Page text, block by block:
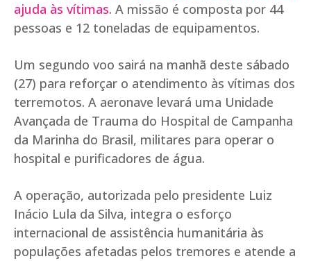
ajuda às vítimas. A missão é composta por 44
pessoas e 12 toneladas de equipamentos.
Um segundo voo sairá na manhã deste sábado
(27) para reforçar o atendimento às vítimas dos
terremotos. A aeronave levará uma Unidade
Avançada de Trauma do Hospital de Campanha
da Marinha do Brasil, militares para operar o
hospital e purificadores de água.
A operação, autorizada pelo presidente Luiz
Inácio Lula da Silva, integra o esforço
internacional de assistência humanitária às
populações afetadas pelos tremores e atende a